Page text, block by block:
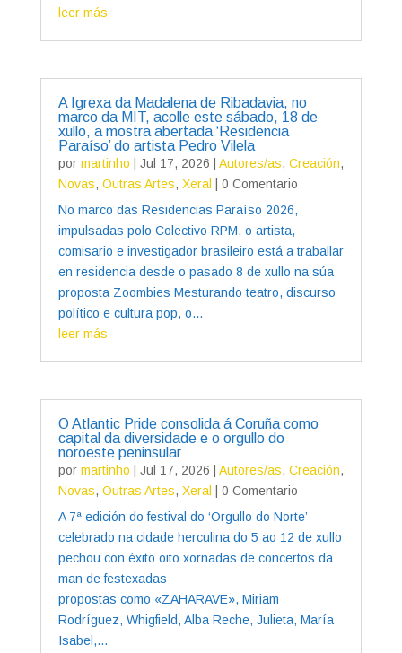
leer más
A Igrexa da Madalena de Ribadavia, no
marco da MIT, acolle este sábado, 18 de
xullo, a mostra abertada ‘Residencia
Paraíso’ do artista Pedro Vilela
por martinho Jul 17, 2026 Autores/as, Creación,
Novas, Outras Artes, Xeral
| 0 Comentario
No marco das Residencias Paraíso 2026,
impulsadas polo Colectivo RPM, o artista,
comisario e investigador brasileiro está a traballar
en residencia desde o pasado 8 de xullo na súa
proposta Zoombies Mesturando teatro, discurso
político e cultura pop, o...
leer más
O Atlantic Pride consolida á Coruña como
capital da diversidade e o orgullo do
noroeste peninsular
por martinho Jul 17, 2026 Autores/as, Creación,
Novas, Outras Artes, Xeral
| 0 Comentario
A 7ª edición do festival do ‘Orgullo do Norte’
celebrado na cidade herculina do 5 ao 12 de xullo
pechou con éxito oito xornadas de concertos da
man de festexadas
propostas como «ZAHARAVE», Miriam
Rodríguez, Whigfield, Alba Reche, Julieta, María
Isabel,...